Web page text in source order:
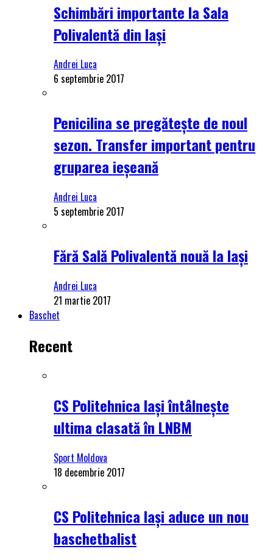
Schimbări importante la Sala
Polivalentă din Iași
Andrei Luca
6 septembrie 2017
Penicilina se pregătește de noul
sezon. Transfer important pentru
gruparea ieșeană
Andrei Luca
5 septembrie 2017
Fără Sală Polivalentă nouă la Iași
Andrei Luca
21 martie 2017
Baschet
Recent
CS Politehnica Iași întâlnește
ultima clasată în LNBM
Sport Moldova
18 decembrie 2017
CS Politehnica Iași aduce un nou
baschetbalist